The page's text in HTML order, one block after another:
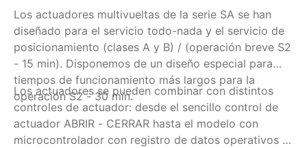
Los actuadores multivueltas de la serie SA se han
diseñado para el servicio todo-nada y el servicio de
posicionamiento (clases A y B) / (operación breve S2
- 15 min). Disponemos de un diseño especial para
tiempos de funcionamiento más largos para la
operación S2 - 30 min.
Los actuadores se pueden combinar con distintos
controles de actuador: desde el sencillo control de
actuador ABRIR - CERRAR hasta el modelo con
microcontrolador con registro de datos operativos o